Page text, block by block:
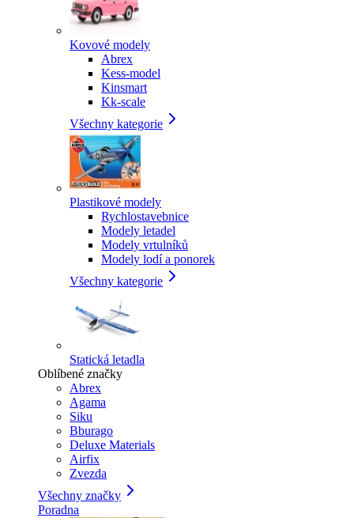
Kovové modely
Abrex
Kess-model
Kinsmart
Kk-scale
Všechny kategorie
Plastikové modely
Rychlostavebnice
Modely letadel
Modely vrtulníků
Modely lodí a ponorek
Všechny kategorie
Statická letadla
Oblíbené značky
Abrex
Agama
Siku
Bburago
Deluxe Materials
Airfix
Zvezda
Všechny značky
Poradna